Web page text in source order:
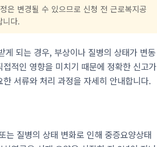
은 변경될 수 있으므로 신청 전 근로복지공
니다.
되는 경우, 부상이나 질병의 상태가 변동
적인 영향을 미치기 때문에 정확한 신고가
서류와 처리 과정을 자세히 안내합니다.
는 질병의 상태 변화로 인해 중증요양상태